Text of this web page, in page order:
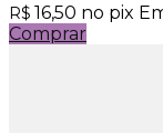
R$ 16,50 no pix
Comprar